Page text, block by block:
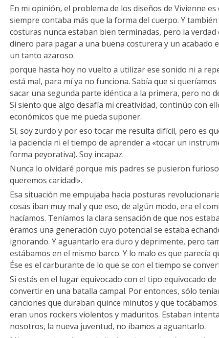
En mi opinión, el problema de los diseños de Vivienne
siempre contaba más que la forma del cuerpo. Y
costuras nunca estaban bien terminadas, pero la
dinero para pagar a una buena costurera y un acabado
un tanto azaroso.
porque hasta hoy no vuelto a utilizar ese sonido ni a
está mal, para mí ya no funciona. Sabía que si
sacar una segunda parte idéntica a la primera, pero no
Si siento que algo desafía mi creatividad, continúo con
económicos que me pueda suponer.
Sí, soy zurdo y por eso tocar me resulta difícil, pero es
la paciencia ni el tiempo de aprender a «tocar un
forma peyorativa). Soy incapaz.
Nunca lo olvidaré porque mis padres se pusieron
queremos caridad!».
Esa situación me empujaba hacia posturas
cosas iban muy mal y que eso, de algún modo, era el
hacíamos. Teníamos la clara sensación de que nos
éramos una generación cuyo potencial se estaba
ignorando. Y aguantarlo era duro y deprimente, pero
estábamos en el mismo barco. Y lo malo es que parecía
Ése es el carburante de lo que se con el tiempo se
Si estás en el lugar equivocado con el tipo equivocado
convertir en una batalla campal. Por entonces, sólo
canciones que duraban quince minutos y que tocábamos
eran unos rockers violentos y maduritos. Estaban
nosotros, la nueva juventud, no íbamos a aguantarlo.